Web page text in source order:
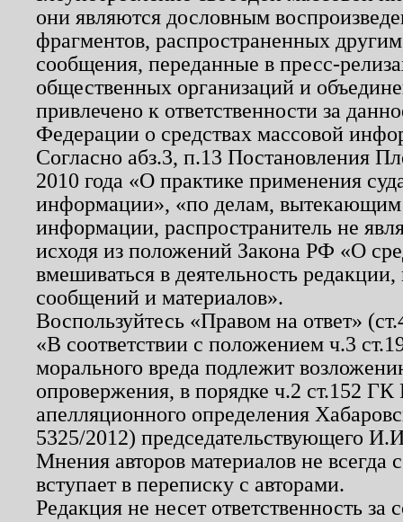
они являются дословным
фрагментов, распространенных
сообщения, переданные в пресс-
общественных организаций и
привлечено к ответственности за
Федерации о средствах массовой
Согласно абз.3, п.13 Постановления
2010 года «О практике применения
информации», «по делам, вытекающим
информации, распространитель не
исходя из положений Закона РФ «О
вмешиваться в деятельность
сообщений и материалов».
Воспользуйтесь «Правом на ответ»
«В соответствии с положением ч.3
морального вреда подлежит
опровержения, в порядке ч.2 ст.152
апелляционного определения
5325/2012) председательствующего
Мнения авторов материалов не
вступает в переписку с авторами.
Редакция не несет ответственность